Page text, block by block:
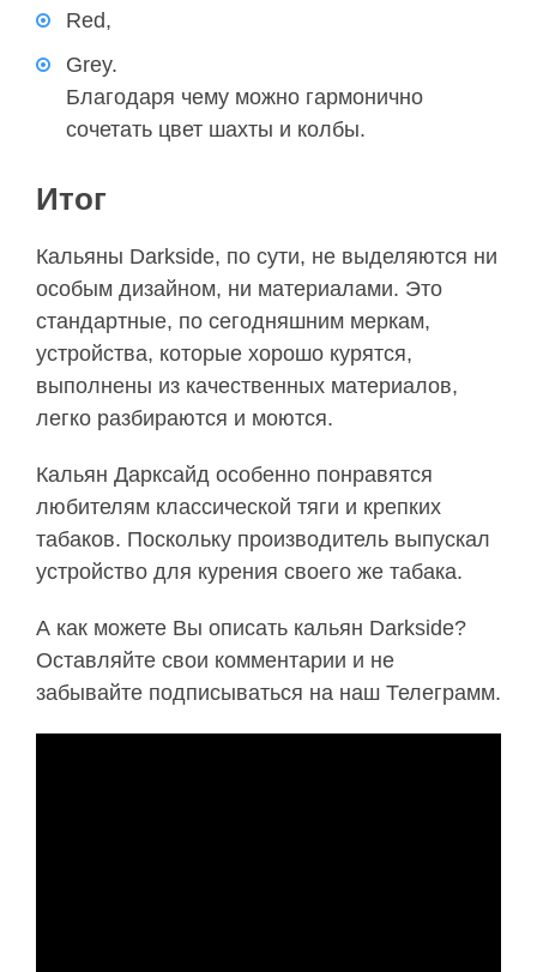
Red,
Grey.
Благодаря чему можно гармонично
сочетать цвет шахты и колбы.
Итог
Кальяны Darkside, по сути, не выделяются ни
особым дизайном, ни материалами. Это
стандартные, по сегодняшним меркам,
устройства, которые хорошо курятся,
выполнены из качественных материалов,
легко разбираются и моются.
Кальян Дарксайд особенно понравятся
любителям классической тяги и крепких
табаков. Поскольку производитель выпускал
устройство для курения своего же табака.
А как можете Вы описать кальян Darkside?
Оставляйте свои комментарии и не
забывайте подписываться на наш Телеграмм.